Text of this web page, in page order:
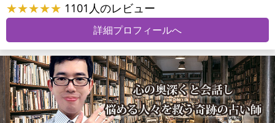
★★★★★ 1101人のレビュー
詳細プロフィールへ